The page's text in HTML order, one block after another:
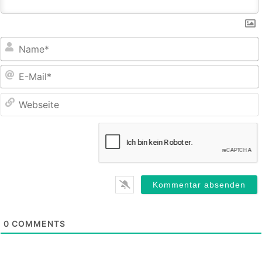
0 COMMENTS